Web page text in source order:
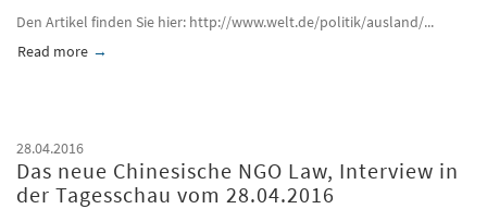
Den Artikel finden Sie hier: http://www.welt.de/politik/ausland/...
Read more about Interview zum einen Chinesischen NGO Law
28.04.2016
Das neue Chinesische NGO Law, Interview in
der Tagesschau vom 28.04.2016